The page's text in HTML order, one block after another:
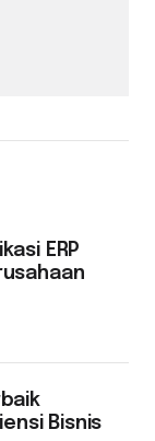
ERP
Bisnis